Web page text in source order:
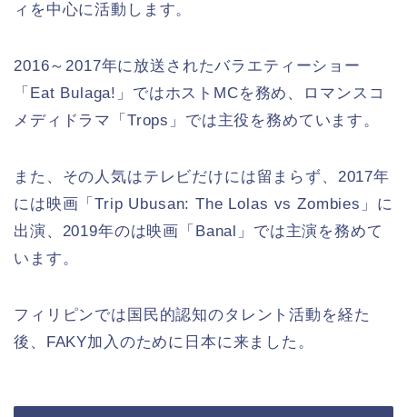
ィを中心に活動します。
2016～2017年に放送されたバラエティーショー
「Eat Bulaga!」ではホストMCを務め、ロマンスコ
メディドラマ「Trops」では主役を務めています。
また、その人気はテレビだけには留まらず、2017年
には映画「Trip Ubusan: The Lolas vs Zombies」に
出演、2019年のは映画「Banal」では主演を務めて
います。
フィリピンでは国民的認知のタレント活動を経た
後、FAKY加入のために日本に来ました。